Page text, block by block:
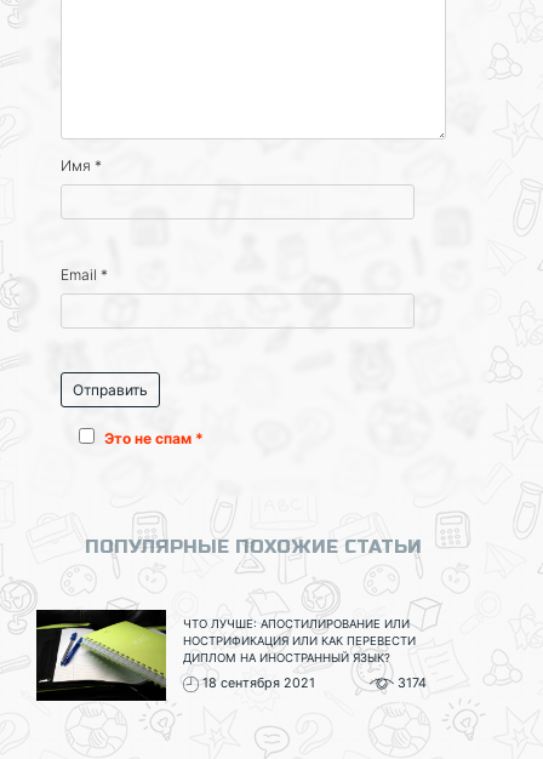
Имя *
Email *
Это не спам *
ПОПУЛЯРНЫЕ ПОХОЖИЕ СТАТЬИ
ЧТО ЛУЧШЕ: АПОСТИЛИРОВАНИЕ ИЛИ
НОСТРИФИКАЦИЯ ИЛИ КАК ПЕРЕВЕСТИ
ДИПЛОМ НА ИНОСТРАННЫЙ ЯЗЫК?
18 сентября 2021 3174